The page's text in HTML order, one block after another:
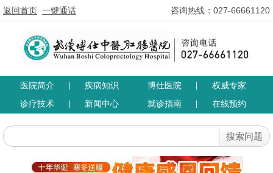
返回首页 一键通话 咨询热线：027-66661120
医院简介 疾病知识 博仕医院
权威专家
诊疗技术
新闻中心 就诊指南 在线预约